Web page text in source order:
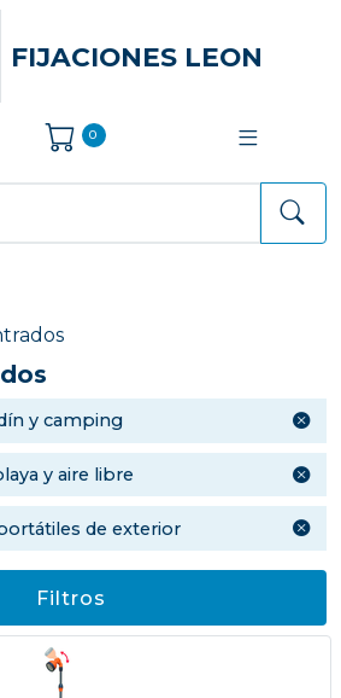
FIJACIONES LEON
0
y camping
y aire libre
de exterior
Filtros